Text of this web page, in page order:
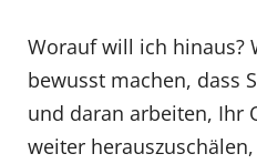
Worauf will ich hinaus?
bewusst machen, dass
und daran arbeiten, Ihr
weiter